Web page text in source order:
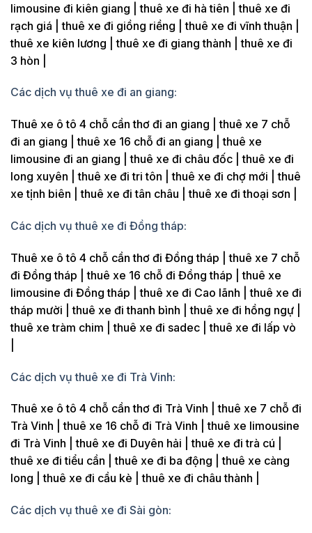
limousine đi kiên giang | thuê xe đi hà tiên | thuê xe đi
rạch giá | thuê xe đi giồng riềng | thuê xe đi vĩnh thuận |
thuê xe kiên lương | thuê xe đi giang thành | thuê xe đi
3 hòn |
Các dịch vụ thuê xe đi an giang:
Thuê xe ô tô 4 chỗ cần thơ đi an giang | thuê xe 7 chỗ
đi an giang | thuê xe 16 chỗ đi an giang | thuê xe
limousine đi an giang | thuê xe đi châu đốc | thuê xe đi
long xuyên | thuê xe đi tri tôn | thuê xe đi chợ mới | thuê
xe tịnh biên | thuê xe đi tân châu | thuê xe đi thoại sơn |
Các dịch vụ thuê xe đi Đồng tháp:
Thuê xe ô tô 4 chỗ cần thơ đi Đồng tháp | thuê xe 7 chỗ
đi Đồng tháp | thuê xe 16 chỗ đi Đồng tháp | thuê xe
limousine đi Đồng tháp | thuê xe đi Cao lãnh | thuê xe đi
tháp mười | thuê xe đi thanh bình | thuê xe đi hồng ngự |
thuê xe tràm chim | thuê xe đi sadec | thuê xe đi lấp vò
Các dịch vụ thuê xe đi Trà Vinh:
Thuê xe ô tô 4 chỗ cần thơ đi Trà Vinh | thuê xe 7 chỗ đi
Trà Vinh | thuê xe 16 chỗ đi Trà Vinh | thuê xe limousine
đi Trà Vinh | thuê xe đi Duyên hải | thuê xe đi trà cú |
thuê xe đi tiểu cần | thuê xe đi ba động | thuê xe càng
long | thuê xe đi cầu kè | thuê xe đi châu thành |
Các dịch vụ thuê xe đi Sài gòn: